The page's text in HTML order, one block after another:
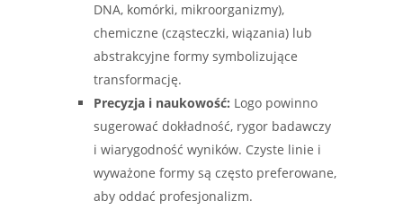
DNA, komórki, mikroorganizmy),
chemiczne (cząsteczki, wiązania) lub
abstrakcyjne formy symbolizujące
transformację.
Precyzja i naukowość: Logo powinno
sugerować dokładność, rygor badawczy
i wiarygodność wyników. Czyste linie i
wyważone formy są często preferowane,
aby oddać profesjonalizm.